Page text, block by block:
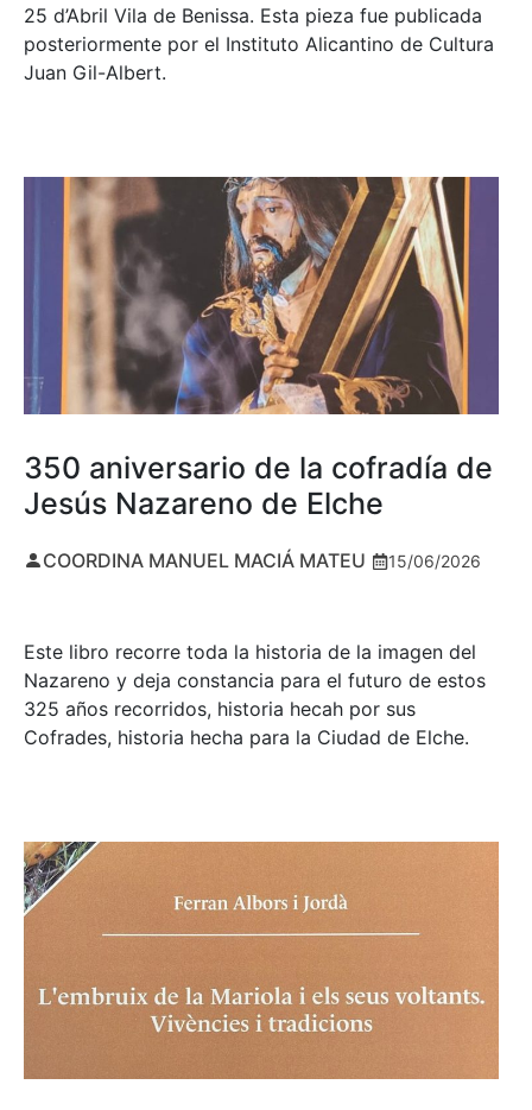
25 d’Abril Vila de Benissa. Esta pieza fue publicada
posteriormente por el Instituto Alicantino de Cultura
Juan Gil-Albert.
350 aniversario de la cofradía de
Jesús Nazareno de Elche
COORDINA MANUEL MACIÁ MATEU 15/06/2026
Este libro recorre toda la historia de la imagen del
Nazareno y deja constancia para el futuro de estos
325 años recorridos, historia hecah por sus
Cofrades, historia hecha para la Ciudad de Elche.